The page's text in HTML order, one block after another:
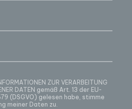
ZUR VERARBEITUNG
DATEN gemäß Art. 13 der EU-
(DSGVO) gelesen habe, stimme
meiner Daten zu.